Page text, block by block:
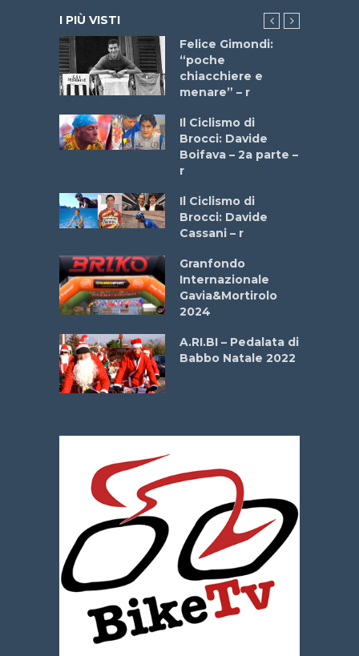
I PIÙ VISTI
Felice Gimondi:
“poche
chiacchiere e
menare” – r
Il Ciclismo di
Brocci: Davide
Boifava – 2a parte –
r
Il Ciclismo di
Brocci: Davide
Cassani – r
Granfondo
Internazionale
Gavia&Mortirolo
2024
A.RI.BI – Pedalata di
Babbo Natale 2022